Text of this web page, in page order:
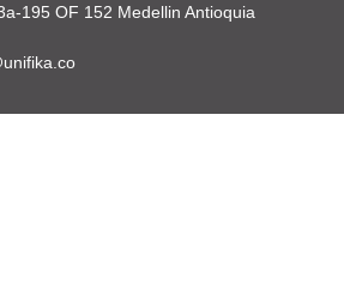
195 OF 152 Medellin Antioquia